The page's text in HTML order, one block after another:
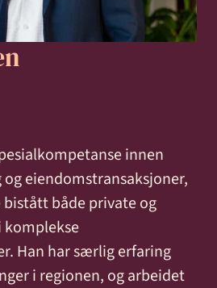
innen
eiendomstransaksjoner,
bistått både private og
Han har særlig erfaring
i regionen, og arbeidet
Karriere
og miljø